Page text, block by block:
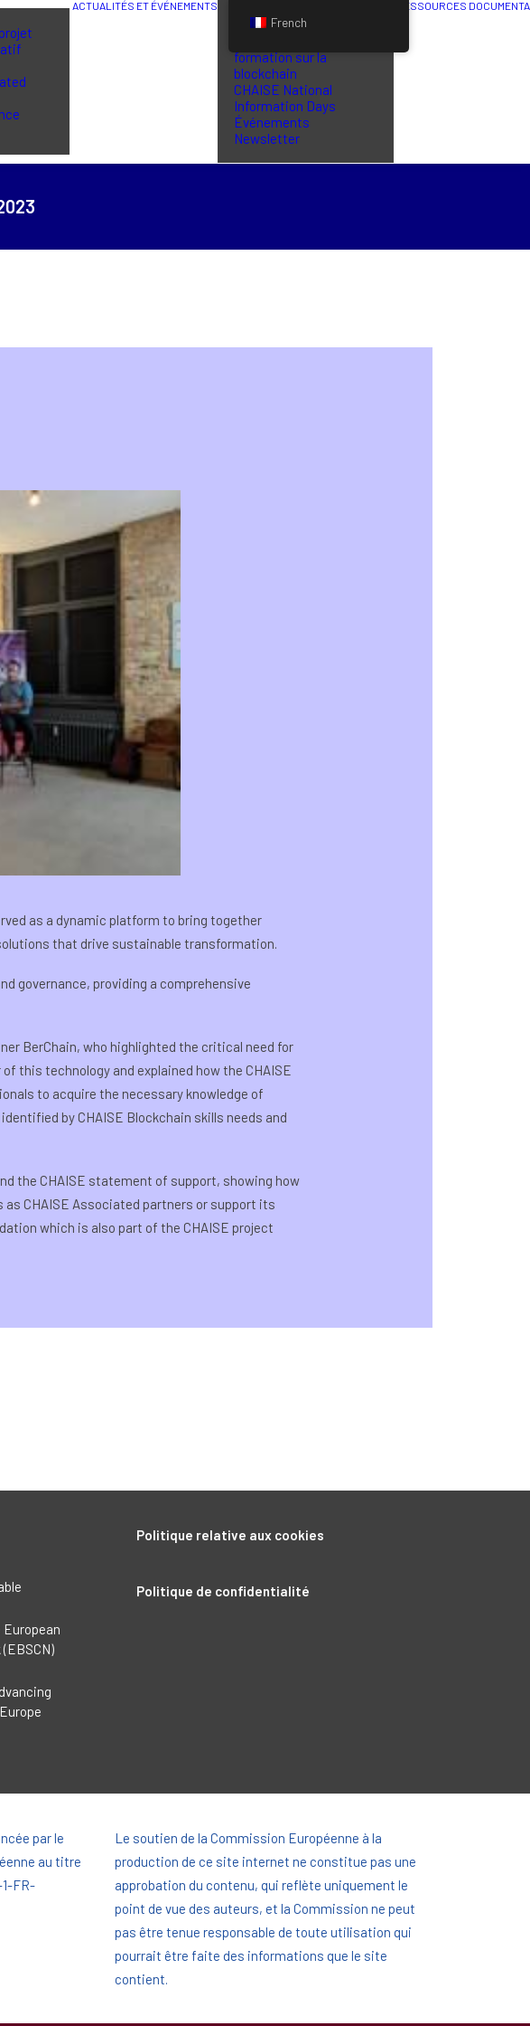
ACTUALITÉS ET ÉVÉNEMENTS
Dernières actualités
formation sur la
blockchain
CHAISE National
Information Days
Événements
Newsletter
RESSOURCES
as a dynamic platform to bring together
that drive sustainable transformation.
governance, providing a comprehensive
BerChain, who highlighted the critical need for
this technology and explained how the CHAISE
to acquire the necessary knowledge of
by CHAISE Blockchain skills needs and
the CHAISE statement of support, showing how
CHAISE Associated partners or support its
which is also part of the CHAISE project
European
Politique relative aux cookies
Politique de confidentialité
par le
au titre
FR-
Le soutien de la Commission Européenne à la
production de ce site internet ne constitue pas une
approbation du contenu, qui reflète uniquement le
point de vue des auteurs, et la Commission ne peut
pas être tenue responsable de toute utilisation qui
pourrait être faite des informations que le site
contient.
French